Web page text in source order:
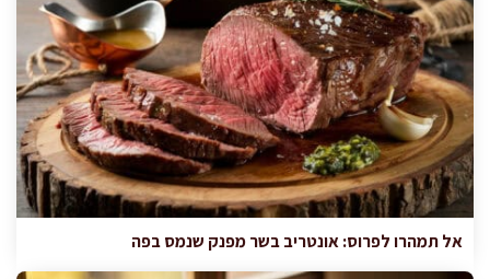
אל תמהרו לפרוס: אונטריב בשר מפנק שנמס בפה